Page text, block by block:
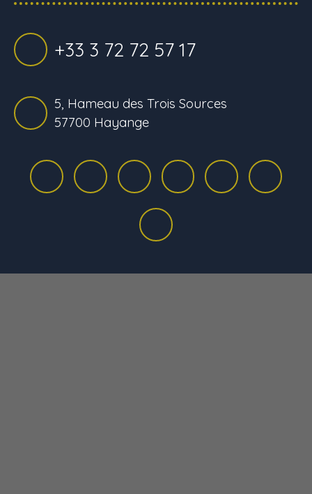
+33 3 72 72 57 17
5, Hameau des Trois Sources
57700 Hayange